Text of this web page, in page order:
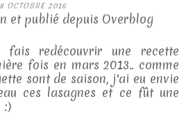
OCTOBRE 2016
et publié depuis Overblog
fais redécouvrir une recette
fois en mars 2013.. comme
sont de saison, j'ai eu envie
ces lasagnes et ce fût une
:)